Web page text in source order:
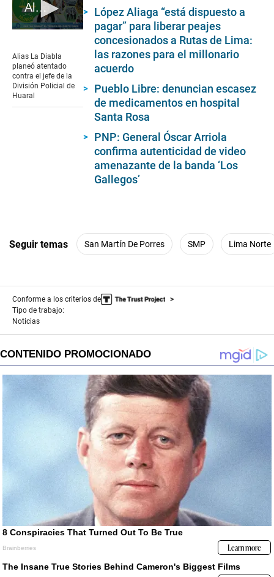
Alias La Diabla planeó atentado contra el jefe de la División Policial de Huaral
of
5
minutes,
45
seconds
Alias La Diabla
planeó atentado
contra el jefe de la
División Policial de
Huaral
López Aliaga “está dispuesto a
pagar” para liberar peajes
concesionados a Rutas de Lima:
las razones para el millonario
acuerdo
Pueblo Libre: denuncian escasez
de medicamentos en hospital
Santa Rosa
PNP: General Óscar Arriola
confirma autenticidad de video
amenazante de la banda ‘Los
Gallegos’
Seguir temas San Martín De Porres SMP Lima Norte
Conforme a los criterios de
Tipo de trabajo:
Noticias